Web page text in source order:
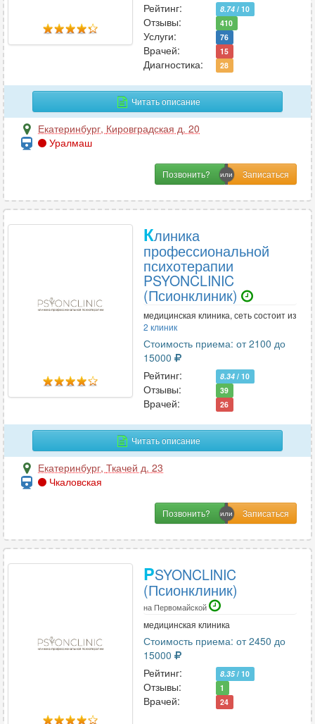
Функциональная диагностика 23
Хирургия 45
Хирургия-ортопедия
Цефалгология
Э
Эндокринология
Эндоскопия
2
Рейтинг:
8.74 / 10
Отзывы: 410
Услуги: 76
Врачей: 15
Диагностика: 28
Читать описание
Екатеринбург, Кировградская д. 20
Уралмаш
Позвонить?
Клиника
профессиональной
психотерапии
PSYONCLINIC
(Псионклиник)
медицинская клиника, сеть состоит из
2 клиник
Стоимость приема: от 2100 до
15000
Рейтинг:
8.34 / 10
Отзывы: 39
Врачей: 26
Читать описание
Екатеринбург, Ткачей д. 23
Чкаловская
Позвонить?
PSYONCLINIC
(Псионклиник)
на Первомайской
медицинская клиника
Стоимость приема: от 2450 до
15000
Рейтинг:
8.35/ 10
Отзывы: 1
Врачей: 24